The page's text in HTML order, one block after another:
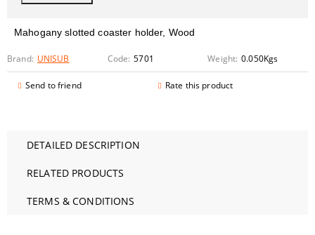
Mahogany slotted coaster holder, Wood
Brand: UNISUB Code: 5701 Weight: 0.050Kgs
Send to friend Rate this product
DETAILED DESCRIPTION
RELATED PRODUCTS
TERMS & CONDITIONS